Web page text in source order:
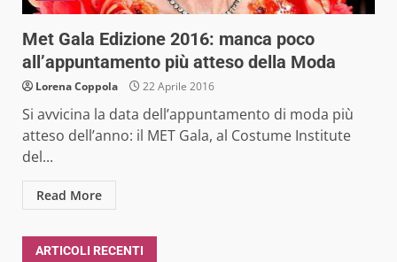
Met Gala Edizione 2016: manca poco
all’appuntamento più atteso della Moda
Lorena Coppola 22 Aprile 2016
Si avvicina la data dell’appuntamento di moda più
atteso dell’anno: il MET Gala, al Costume Institute
del...
Read More
ARTICOLI RECENTI